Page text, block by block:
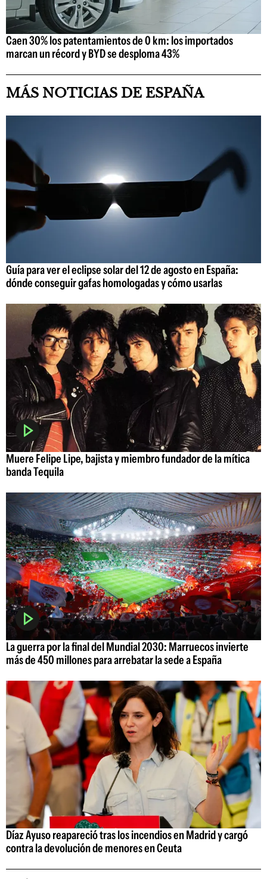
Caen 30% los patentamientos de 0 km: los importados
marcan un récord y BYD se desploma 43%
MÁS NOTICIAS DE ESPAÑA
Guía para ver el eclipse solar del 12 de agosto en España:
dónde conseguir gafas homologadas y cómo usarlas
Muere Felipe Lipe, bajista y miembro fundador de la mítica
banda Tequila
La guerra por la final del Mundial 2030: Marruecos invierte
más de 450 millones para arrebatar la sede a España
Díaz Ayuso reapareció tras los incendios en Madrid y cargó
contra la devolución de menores en Ceuta